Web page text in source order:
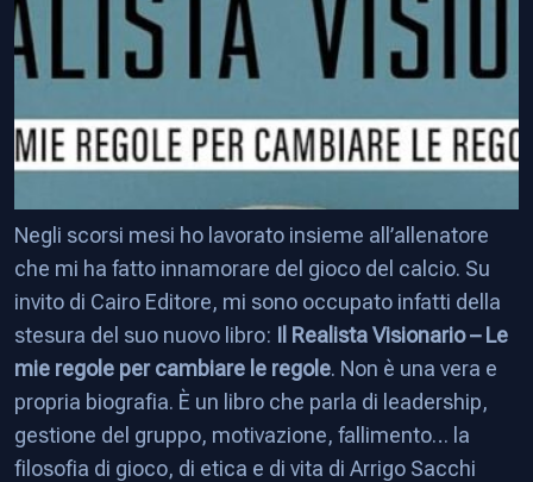
Negli scorsi mesi ho lavorato insieme all’allenatore
che mi ha fatto innamorare del gioco del calcio. Su
invito di Cairo Editore, mi sono occupato infatti della
stesura del suo nuovo libro: Il Realista Visionario – Le
mie regole per cambiare le regole. Non è una vera e
propria biografia. È un libro che parla di leadership,
gestione del gruppo, motivazione, fallimento… la
filosofia di gioco, di etica e di vita di Arrigo Sacchi